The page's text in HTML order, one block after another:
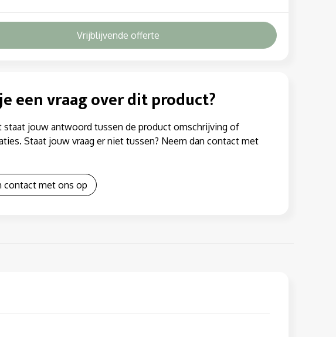
Vrijblijvende offerte
een vraag over dit product?
staat jouw antwoord tussen de product omschrijving of
Staat jouw vraag er niet tussen? Neem dan contact met
contact met ons op